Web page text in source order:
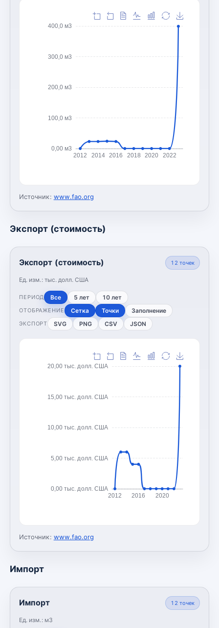
0,00 м3
100,0 м3
200,0 м3
300,0 м3
400,0 м3
2012 2014 2016 2018 2020 2022
Источник: www.fao.org
Экспорт (стоимость)
Экспорт (стоимость)
Ед. изм.: тыс. долл. США
12 точек
ПЕРИОД Все 5 лет 10 лет
ОТОБРАЖЕНИЕ Сетка Точки Заполнение
ЭКСПОРТ SVG PNG CSV JSON
0,00 тыс. долл. США
5,00 тыс. долл. США
10,00 тыс. долл. США
15,00 тыс. долл. США
20,00 тыс. долл. США
2012 2016 2020
Источник: www.fao.org
Импорт
Импорт
Ед. изм.: м3
12 точек